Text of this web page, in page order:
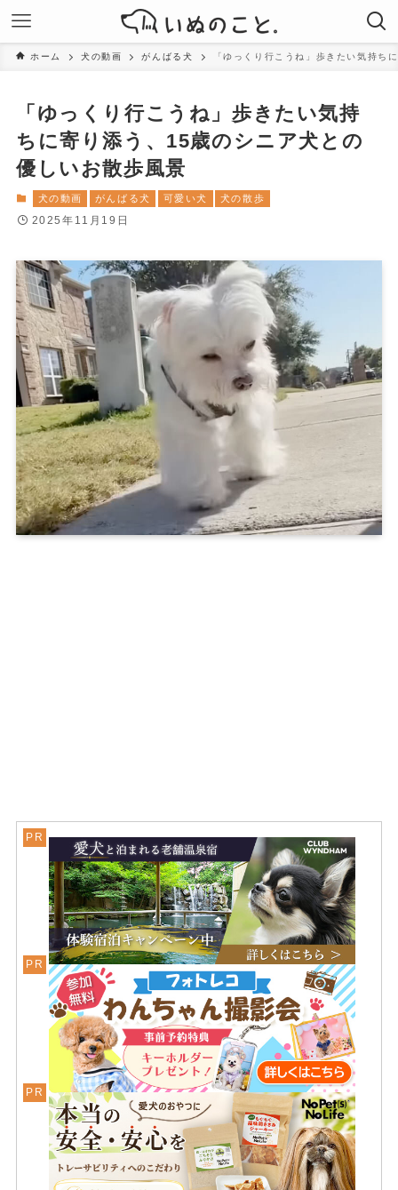
ホーム 犬の動画 がんばる犬 「ゆっくり行こうね」歩きたい気持ち
「ゆっくり行こうね」歩きたい気持
ちに寄り添う、15歳のシニア犬との
優しいお散歩風景
犬の動画 がんばる犬 可愛い犬 犬の散歩
2025年11月19日